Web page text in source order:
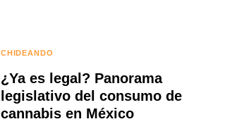
CHIDEANDO
¿Ya es legal? Panorama
legislativo del consumo de
cannabis en México